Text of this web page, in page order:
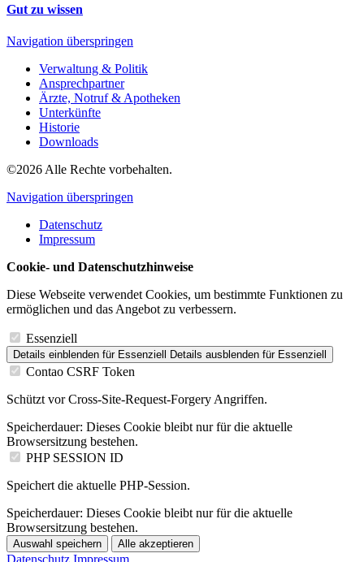
Gut zu wissen
Navigation überspringen
Verwaltung & Politik
Ansprechpartner
Ärzte, Notruf & Apotheken
Unterkünfte
Historie
Downloads
©2026 Alle Rechte vorbehalten.
Navigation überspringen
Datenschutz
Impressum
Cookie- und Datenschutzhinweise
Diese Webseite verwendet Cookies, um bestimmte Funktionen zu
ermöglichen und das Angebot zu verbessern.
Essenziell
Details einblenden für Essenziell Details ausblenden für Essenziell
Contao CSRF Token
Schützt vor Cross-Site-Request-Forgery Angriffen.
Speicherdauer: Dieses Cookie bleibt nur für die aktuelle
Browsersitzung bestehen.
PHP SESSION ID
Speichert die aktuelle PHP-Session.
Speicherdauer: Dieses Cookie bleibt nur für die aktuelle
Browsersitzung bestehen.
Auswahl speichern Alle akzeptieren
Datenschutz Impressum